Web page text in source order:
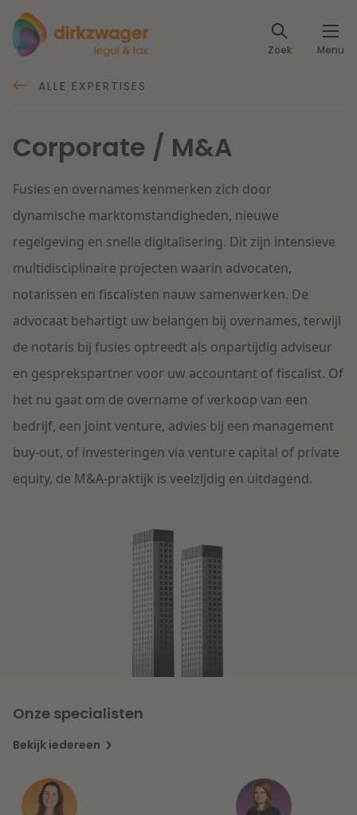
Zoek Menu
Expertises
Arbeid & Pensioen
IT & Privacy
IE & Innovatie
Herstructurering & Insolventie
Energie
Zorg & Sociaal domein
Overheid & Omgeving
Aanbesteding & Mededinging
Litigation
Onderwijs
Thema's
Lees meer
Dichtbij een toekomstbestendige zorg
Lees meer
Dichtbij de kansen en uitdagingen in de
woningbouw
Dichtbij de wendbare onderneming
Lees meer
Artikelen
Klantcases
Specialisten
Over ons
Internationale partners
Werken bij
Nederlands
English
ALLE EXPERTISES
Corporate / M&A
Fusies en overnames kenmerken zich door
dynamische marktomstandigheden, nieuwe
regelgeving en snelle digitalisering. Dit zijn intensieve
multidisciplinaire projecten waarin advocaten,
notarissen en fiscalisten nauw samenwerken. De
advocaat behartigt uw belangen bij overnames, terwijl
de notaris bij fusies optreedt als onpartijdig adviseur
en gesprekspartner voor uw accountant of fiscalist. Of
het nu gaat om de overname of verkoop van een
bedrijf, een joint venture, advies bij een management
buy-out, of investeringen via venture capital of private
equity, de M&A-praktijk is veelzijdig en uitdagend.
Onze specialisten
Bekijk iedereen